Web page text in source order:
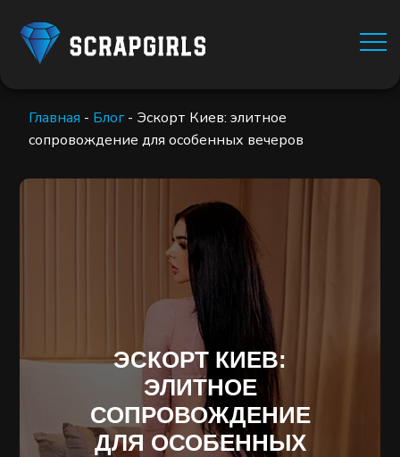
Главная - Блог- Эскорт Киев: элитное
сопровождение для особенных вечеров
ЭСКОРТ КИЕВ:
ЭЛИТНОЕ
СОПРОВОЖДЕНИЕ
ДЛЯ ОСОБЕННЫХ